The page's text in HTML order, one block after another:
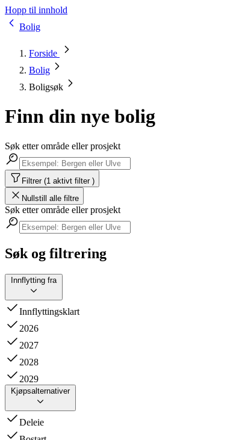
Hopp til innhold
Bolig
Forside
Bolig
Boligsøk
Finn din nye bolig
Søk etter område eller prosjekt
Filtrer (1 aktivt filter )
Nullstill alle filtre
Søk etter område eller prosjekt
Søk og filtrering
Innflytting fra
Innflyttingsklart
2026
2027
2028
2029
Kjøpsalternativer
Deleie